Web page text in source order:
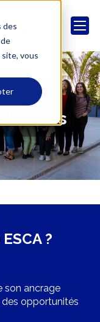
des
vous
?
son ancrage
opportunités